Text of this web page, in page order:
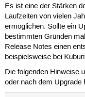
Es ist eine der Stärken
Laufzeiten von vielen
ermöglichen. Sollte ein
bestimmten Gründen
Release Notes einen
beispielsweise bei
Die folgenden Hinweise
oder nach dem Upgrade